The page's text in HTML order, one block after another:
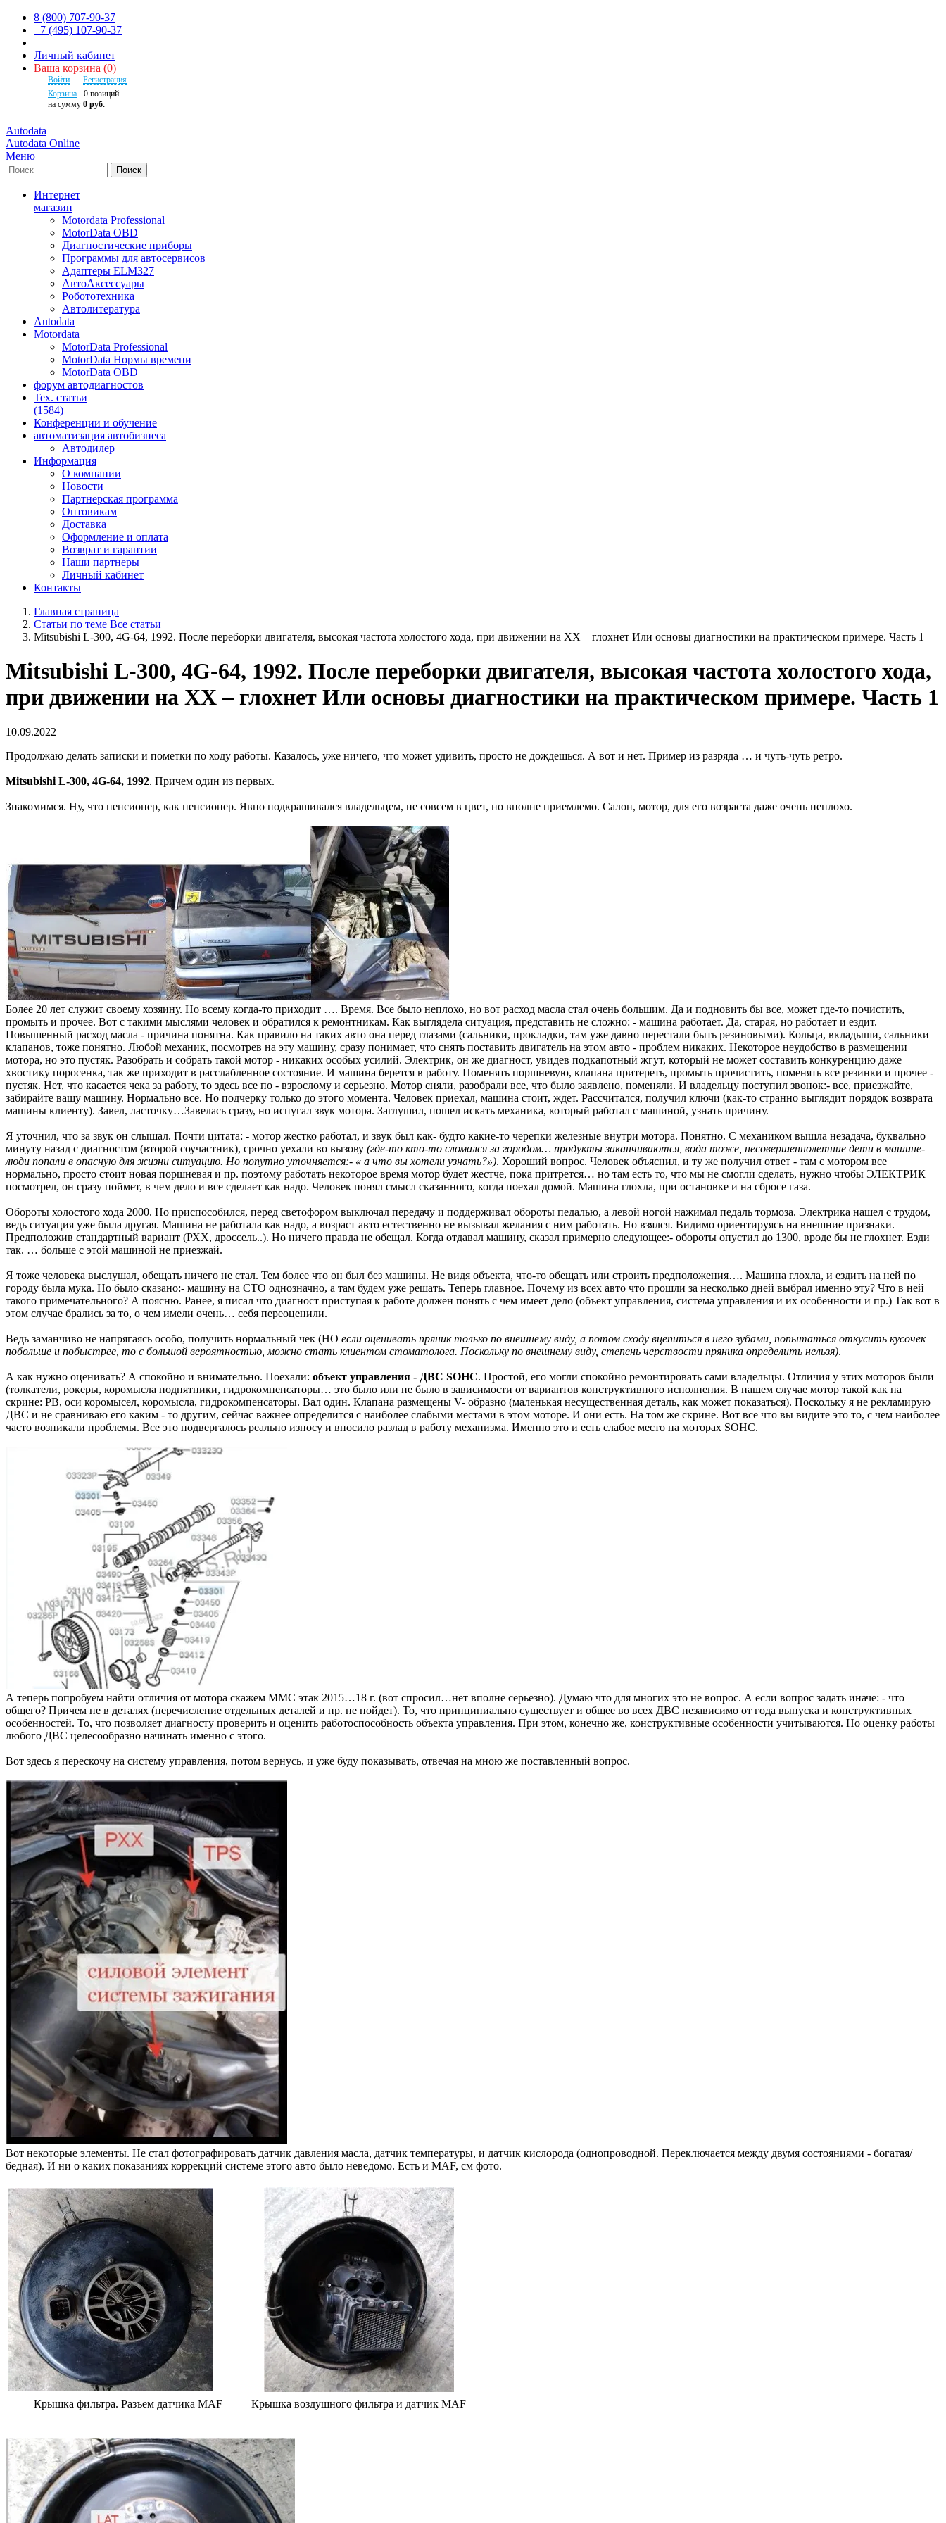
8 (800) 707-90-37
+7 (495) 107-90-37
Личный кабинет
Ваша корзина (0)
Войти
Регистрация
Корзина
0 позиций
на сумму 0 руб.
Autodata
Autodata Online
Меню
Поиск
Интернет
магазин
Motordata Professional
MotorData OBD
Диагностические приборы
Программы для автосервисов
Адаптеры ELM327
АвтоАксессуары
Робототехника
Автолитература
Autodata
Motordata
MotorData Professional
MotorData Нормы времени
MotorData OBD
форум автодиагностов
Тех. статьи
(1584)
Конференции и обучение
автоматизация автобизнеса
Автодилер
Информация
О компании
Новости
Партнерская программа
Оптовикам
Доставка
Оформление и оплата
Возврат и гарантии
Наши партнеры
Личный кабинет
Контакты
Главная страница
Статьи по теме Все статьи
Mitsubishi L-300, 4G-64, 1992. После переборки двигателя, высокая частота холостого хода, при движении на ХХ – глохнет Или основы диагностики на практическом примере. Часть 1
Mitsubishi L-300, 4G-64, 1992. После переборки двигателя, высокая частота холостого хода,
при движении на ХХ – глохнет Или основы диагностики на практическом примере. Часть 1
10.09.2022
Продолжаю делать записки и пометки по ходу работы. Казалось, уже ничего, что может удивить, просто не дождешься. А вот и нет. Пример из разряда … и чуть-чуть ретро.
Mitsubishi L-300, 4G-64, 1992. Причем один из первых.
Знакомимся. Ну, что пенсионер, как пенсионер. Явно подкрашивался владельцем, не совсем в цвет, но вполне приемлемо. Салон, мотор, для его возраста даже очень неплохо.
Более 20 лет служит своему хозяину. Но всему когда-то приходит …. Время. Все было неплохо, но вот расход масла стал очень большим. Да и подновить бы все, может где-то почистить,
промыть и прочее. Вот с такими мыслями человек и обратился к ремонтникам. Как выглядела ситуация, представить не сложно: - машина работает. Да, старая, но работает и ездит.
Повышенный расход масла - причина понятна. Как правило на таких авто она перед глазами (сальники, прокладки, там уже давно перестали быть резиновыми). Кольца, вкладыши, сальники
клапанов, тоже понятно. Любой механик, посмотрев на эту машину, сразу понимает, что снять поставить двигатель на этом авто - проблем никаких. Некоторое неудобство в размещении
мотора, но это пустяк. Разобрать и собрать такой мотор - никаких особых усилий. Электрик, он же диагност, увидев подкапотный жгут, который не может составить конкуренцию даже
хвостику поросенка, так же приходит в расслабленное состояние. И машина берется в работу. Поменять поршневую, клапана притереть, промыть прочистить, поменять все резинки и прочее -
пустяк. Нет, что касается чека за работу, то здесь все по - взрослому и серьезно. Мотор сняли, разобрали все, что было заявлено, поменяли. И владельцу поступил звонок:- все, приезжайте,
забирайте вашу машину. Нормально все. Но подчерку только до этого момента. Человек приехал, машина стоит, ждет. Рассчитался, получил ключи (как-то странно выглядит порядок возврата
машины клиенту). Завел, ласточку…Завелась сразу, но испугал звук мотора. Заглушил, пошел искать механика, который работал с машиной, узнать причину.
Я уточнил, что за звук он слышал. Почти цитата: - мотор жестко работал, и звук был как- будто какие-то черепки железные внутри мотора. Понятно. С механиком вышла незадача, буквально
минуту назад с диагностом (второй соучастник), срочно уехали во вызову (где-то кто-то сломался за городом… продукты заканчиваются, вода тоже, несовершеннолетние дети в машине-
люди попали в опасную для жизни ситуацию. Но попутно уточняется:- « а что вы хотели узнать?»). Хороший вопрос. Человек объяснил, и ту же получил ответ - там с мотором все
нормально, просто стоит новая поршневая и пр. поэтому работать некоторое время мотор будет жестче, пока притрется… но там есть то, что мы не смогли сделать, нужно чтобы ЭЛЕКТРИК
посмотрел, он сразу поймет, в чем дело и все сделает как надо. Человек понял смысл сказанного, когда поехал домой. Машина глохла, при остановке и на сбросе газа.
Обороты холостого хода 2000. Но приспособился, перед светофором выключал передачу и поддерживал обороты педалью, а левой ногой нажимал педаль тормоза. Электрика нашел с трудом,
ведь ситуация уже была другая. Машина не работала как надо, а возраст авто естественно не вызывал желания с ним работать. Но взялся. Видимо ориентируясь на внешние признаки.
Предположив стандартный вариант (РХХ, дроссель..). Но ничего правда не обещал. Когда отдавал машину, сказал примерно следующее:- обороты опустил до 1300, вроде бы не глохнет. Езди
так. … больше с этой машиной не приезжай.
Я тоже человека выслушал, обещать ничего не стал. Тем более что он был без машины. Не видя объекта, что-то обещать или строить предположения…. Машина глохла, и ездить на ней по
городу была мука. Но было сказано:- машину на СТО однозначно, а там будем уже решать. Теперь главное. Почему из всех авто что прошли за несколько дней выбрал именно эту? Что в ней
такого примечательного? А поясню. Ранее, я писал что диагност приступая к работе должен понять с чем имеет дело (объект управления, система управления и их особенности и пр.) Так вот в
этом случае брались за то, о чем имели очень… себя переоценили.
Ведь заманчиво не напрягаясь особо, получить нормальный чек (НО если оценивать пряник только по внешнему виду, а потом сходу вцепиться в него зубами, попытаться откусить кусочек
побольше и побыстрее, то с большой вероятностью, можно стать клиентом стоматолога. Поскольку по внешнему виду, степень черствости пряника определить нельзя).
А как нужно оценивать? А спокойно и внимательно. Поехали: объект управления - ДВС SOHC. Простой, его могли спокойно ремонтировать сами владельцы. Отличия у этих моторов были
(толкатели, рокеры, коромысла подпятники, гидрокомпенсаторы… это было или не было в зависимости от вариантов конструктивного исполнения. В нашем случае мотор такой как на
скрине: РВ, оси коромысел, коромысла, гидрокомпенсаторы. Вал один. Клапана размещены V- образно (маленькая несущественная деталь, как может показаться). Поскольку я не рекламирую
ДВС и не сравниваю его каким - то другим, сейчас важнее определится с наиболее слабыми местами в этом моторе. И они есть. На том же скрине. Вот все что вы видите это то, с чем наиболее
часто возникали проблемы. Все это подвергалось реально износу и вносило разлад в работу механизма. Именно это и есть слабое место на моторах SOHC.
А теперь попробуем найти отличия от мотора скажем ММС этак 2015…18 г. (вот спросил…нет вполне серьезно). Думаю что для многих это не вопрос. А если вопрос задать иначе: - что
общего? Причем не в деталях (перечисление отдельных деталей и пр. не пойдет). То, что принципиально существует и общее во всех ДВС независимо от года выпуска и конструктивных
особенностей. То, что позволяет диагносту проверить и оценить работоспособность объекта управления. При этом, конечно же, конструктивные особенности учитываются. Но оценку работы
любого ДВС целесообразно начинать именно с этого.
Вот здесь я перескочу на систему управления, потом вернусь, и уже буду показывать, отвечая на мною же поставленный вопрос.
Вот некоторые элементы. Не стал фотографировать датчик давления масла, датчик температуры, и датчик кислорода (однопроводной. Переключается между двумя состояниями - богатая/
бедная). И ни о каких показаниях коррекций системе этого авто было неведомо. Есть и MAF, см фото.
Крышка фильтра. Разъем датчика MAF Крышка воздушного фильтра и датчик MAF